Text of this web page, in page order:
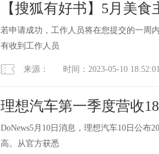
【搜狐有好书】5月美
南北|焦点简讯
若申请成功，工作人员将在您提交的一周
有收到工作人员
来源： 时间：2023-05-10 18:52:01
理想汽车第一季度营收
DoNews5月10日消息，理想汽车10日公布
高。从官方获悉